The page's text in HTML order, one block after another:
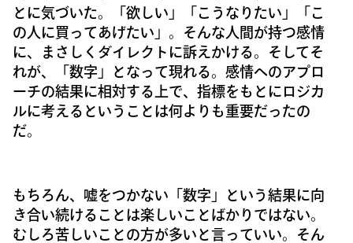
とに気づいた。「欲しい」「こうなりたい」「こ
の人に買ってあげたい」。そんな人間が持つ感情
に、まさしくダイレクトに訴えかける。そしてそ
れが、「数字」となって現れる。感情へのアプロ
ーチの結果に相対する上で、指標をもとにロジカ
ルに考えるということは何よりも重要だったの
だ。
もちろん、嘘をつかない「数字」という結果に向
き合い続けることは楽しいことばかりではない。
むしろ苦しいことの方が多いと言っていい。そん